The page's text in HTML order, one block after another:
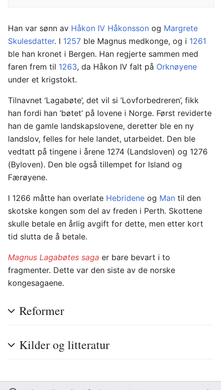
Han var sønn av Håkon IV Håkonsson og Margrete
Skulesdatter. I 1257 ble Magnus medkonge, og i 1261
ble han kronet i Bergen. Han regjerte sammen med
faren frem til 1263, da Håkon IV falt på Orknøyene
under et krigstokt.
Tilnavnet ‘Lagabøte’, det vil si ‘Lovforbedreren’, fikk
han fordi han ‘bøtet’ på lovene i Norge. Først reviderte
han de gamle landskapslovene, deretter ble en ny
landslov, felles for hele landet, utarbeidet. Den ble
vedtatt på tingene i årene 1274 (Landsloven) og 1276
(Byloven). Den ble også tillempet for Island og
Færøyene.
I 1266 måtte han overlate Hebridene og Man til den
skotske kongen som del av freden i Perth. Skottene
skulle betale en årlig avgift for dette, men etter kort
tid slutta de å betale.
Magnus Lagabøtes saga er bare bevart i to
fragmenter. Dette var den siste av de norske
kongesagaene.
Reformer
Kilder og litteratur